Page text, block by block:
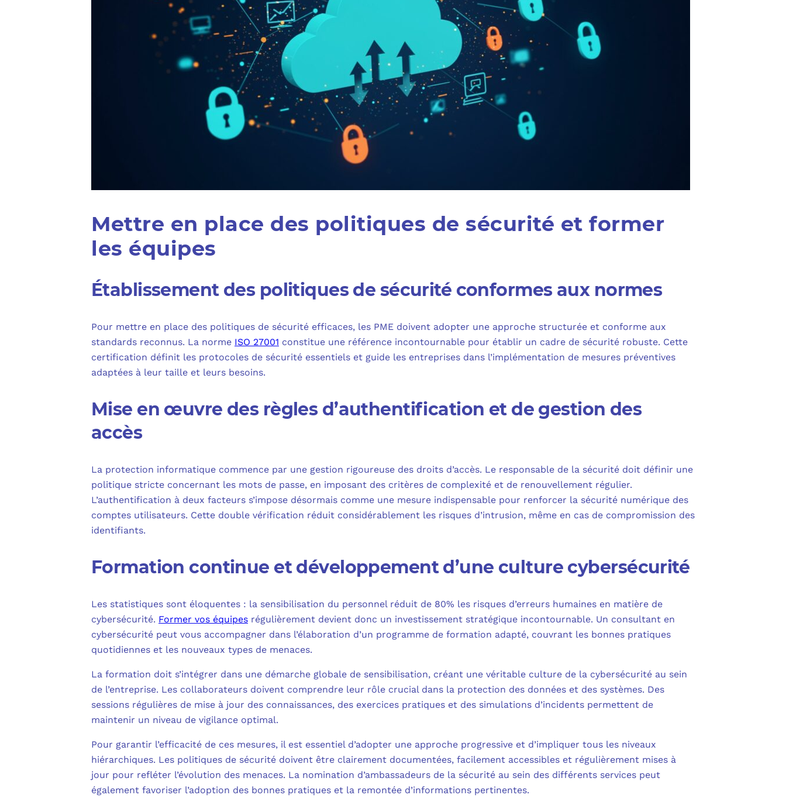
Mettre en place des politiques de sécurité et former
les équipes
Établissement des politiques de sécurité conformes aux normes
Pour mettre en place des politiques de sécurité efficaces, les PME doivent adopter une approche structurée et conforme aux
standards reconnus. La norme ISO 27001 constitue une référence incontournable pour établir un cadre de sécurité robuste. Cette
certification définit les protocoles de sécurité essentiels et guide les entreprises dans l’implémentation de mesures préventives
adaptées à leur taille et leurs besoins.
Mise en œuvre des règles d’authentification et de gestion des
accès
La protection informatique commence par une gestion rigoureuse des droits d’accès. Le responsable de la sécurité doit définir une
politique stricte concernant les mots de passe, en imposant des critères de complexité et de renouvellement régulier.
L’authentification à deux facteurs s’impose désormais comme une mesure indispensable pour renforcer la sécurité numérique des
comptes utilisateurs. Cette double vérification réduit considérablement les risques d’intrusion, même en cas de compromission des
identifiants.
Formation continue et développement d’une culture cybersécurité
Les statistiques sont éloquentes : la sensibilisation du personnel réduit de 80% les risques d’erreurs humaines en matière de
cybersécurité. Former vos équipes régulièrement devient donc un investissement stratégique incontournable. Un consultant en
cybersécurité peut vous accompagner dans l’élaboration d’un programme de formation adapté, couvrant les bonnes pratiques
quotidiennes et les nouveaux types de menaces.
La formation doit s’intégrer dans une démarche globale de sensibilisation, créant une véritable culture de la cybersécurité au sein
de l’entreprise. Les collaborateurs doivent comprendre leur rôle crucial dans la protection des données et des systèmes. Des
sessions régulières de mise à jour des connaissances, des exercices pratiques et des simulations d’incidents permettent de
maintenir un niveau de vigilance optimal.
Pour garantir l’efficacité de ces mesures, il est essentiel d’adopter une approche progressive et d’impliquer tous les niveaux
hiérarchiques. Les politiques de sécurité doivent être clairement documentées, facilement accessibles et régulièrement mises à
jour pour refléter l’évolution des menaces. La nomination d’ambassadeurs de la sécurité au sein des différents services peut
également favoriser l’adoption des bonnes pratiques et la remontée d’informations pertinentes.